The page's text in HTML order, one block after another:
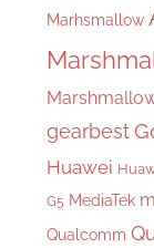
Marhsmallow
gearbest
Huawei
G5 MediaTek
Qualcomm